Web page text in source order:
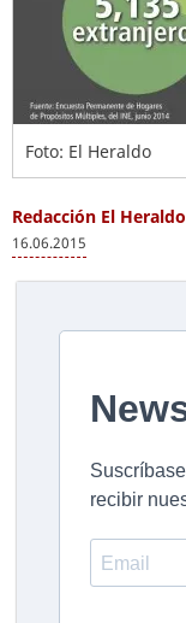
Foto: El Heraldo
Redacción El Heraldo
16.06.2015